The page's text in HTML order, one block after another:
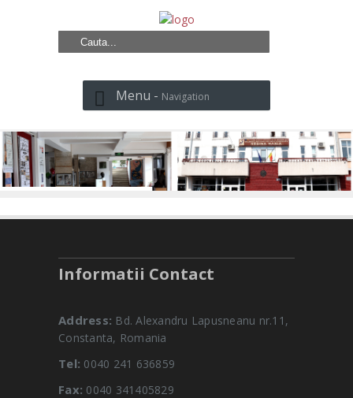
Menu - Navigation
Informatii Contact
Address: Bd. Alexandru Lapusneanu nr.11,
Constanta, Romania
Tel: 0040 241 636859
Fax: 0040 341405829